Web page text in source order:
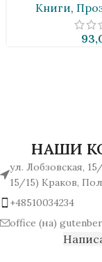
Книги,
НАШИ
ул. Лобзовская,
15/15) Краков,
+48510034234
office (на)